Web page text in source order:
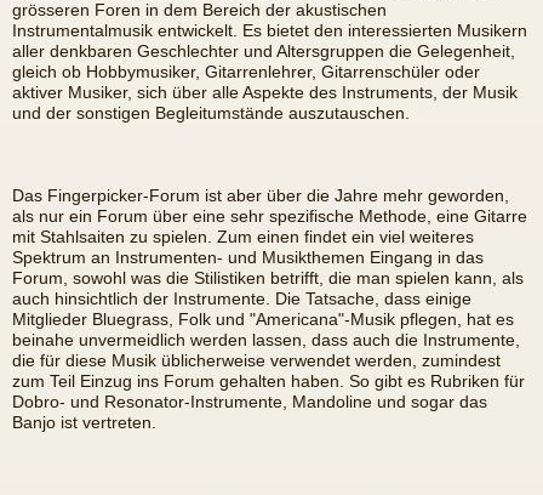
grösseren Foren in dem Bereich der akustischen
Instrumentalmusik entwickelt. Es bietet den interessierten Musikern
aller denkbaren Geschlechter und Altersgruppen die Gelegenheit,
gleich ob Hobbymusiker, Gitarrenlehrer, Gitarrenschüler oder
aktiver Musiker, sich über alle Aspekte des Instruments, der Musik
und der sonstigen Begleitumstände auszutauschen.
Das Fingerpicker-Forum ist aber über die Jahre mehr geworden,
als nur ein Forum über eine sehr spezifische Methode, eine Gitarre
mit Stahlsaiten zu spielen. Zum einen findet ein viel weiteres
Spektrum an Instrumenten- und Musikthemen Eingang in das
Forum, sowohl was die Stilistiken betrifft, die man spielen kann, als
auch hinsichtlich der Instrumente. Die Tatsache, dass einige
Mitglieder Bluegrass, Folk und "Americana"-Musik pflegen, hat es
beinahe unvermeidlich werden lassen, dass auch die Instrumente,
die für diese Musik üblicherweise verwendet werden, zumindest
zum Teil Einzug ins Forum gehalten haben. So gibt es Rubriken für
Dobro- und Resonator-Instrumente, Mandoline und sogar das
Banjo ist vertreten.